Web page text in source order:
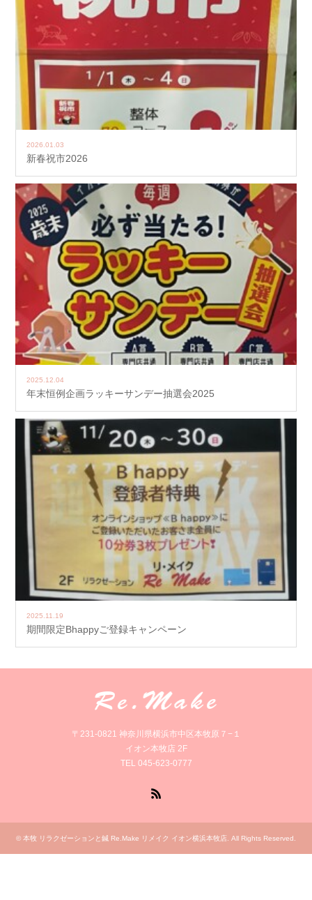
2026.01.03
新春祝市2026
2025.12.04
年末恒例企画ラッキーサンデー抽選会2025
2025.11.19
期間限定Bhappyご登録キャンペーン
〒231-0821 神奈川県横浜市中区本牧原７−１
イオン本牧店 2F
TEL 045-623-0777
© 本牧 リラクゼーションと鍼 Re.Make リメイク イオン横浜本牧店 . All Rights Reserved.